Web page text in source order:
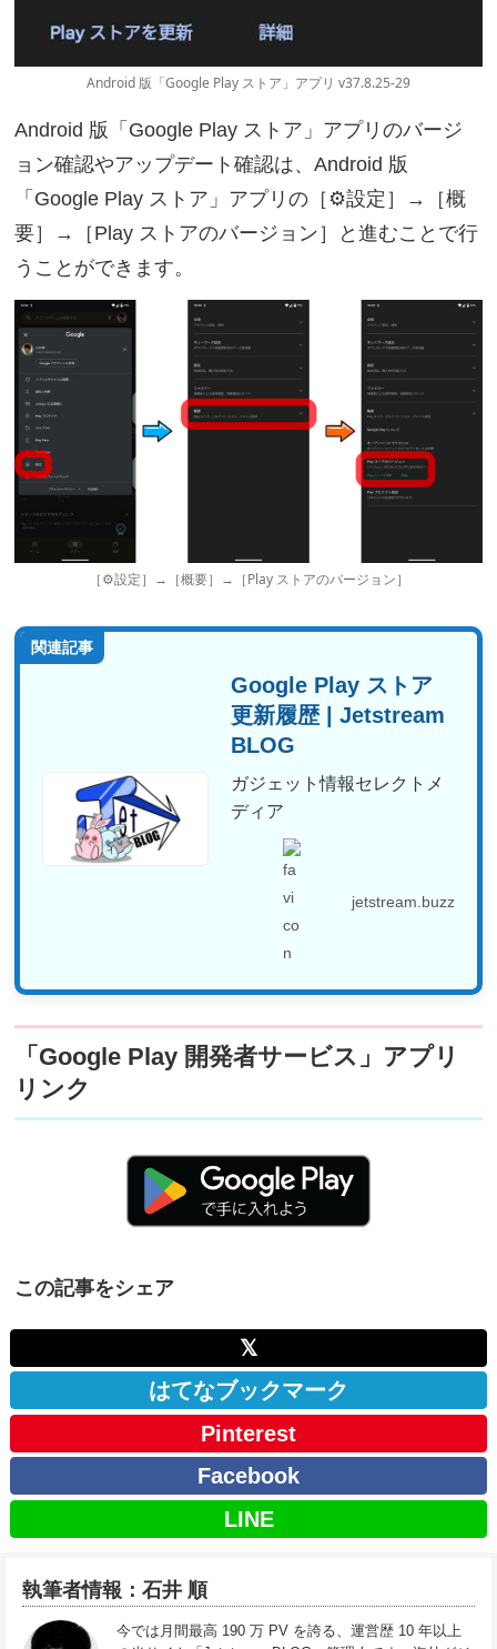
Android 版「Google Play ストア」アプリ v37.8.25-29
Android 版「Google Play ストア」アプリのバージ
ョン確認やアップデート確認は、Android 版
「Google Play ストア」アプリの［⚙設定］→［概
要］→［Play ストアのバージョン］と進むことで行
うことができます。
［⚙設定］→［概要］→［Play ストアのバージョン］
関連記事
Google Play ストア
更新履歴 | Jetstream
BLOG
ガジェット情報セレクトメ
ディア
jetstream.buzz
「Google Play 開発者サービス」アプリ
リンク
この記事をシェア
𝕏
はてなブックマーク
Pinterest
Facebook
LINE
執筆者情報：石井 順
今では月間最高 190 万 PV を誇る、運営歴 10 年以上